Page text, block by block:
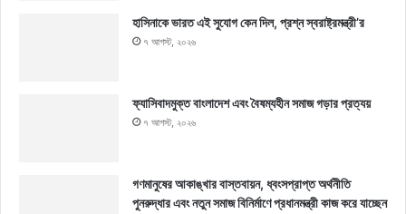
হাসিনাকে ভারত এই সুযোগ কেন দিল, প্রশ্ন স্বরাষ্ট্রমন্ত্রী’র
৭ আগস্ট, ২০২৬
ফ্যাসিবাদমুক্ত বাংলাদেশ এবং বৈষম্যহীন সমাজ গড়ার প্রত্যয়
৭ আগস্ট, ২০২৬
গণমানুষের আকাঙ্খার বাস্তবায়ন, ধ্বংসপ্রাপ্ত অর্থনীতি
পুনরুদ্ধার এবং নতুন সমাজ বিনির্মাণে প্রধানমন্ত্রী কাজ করে যাচ্ছেন